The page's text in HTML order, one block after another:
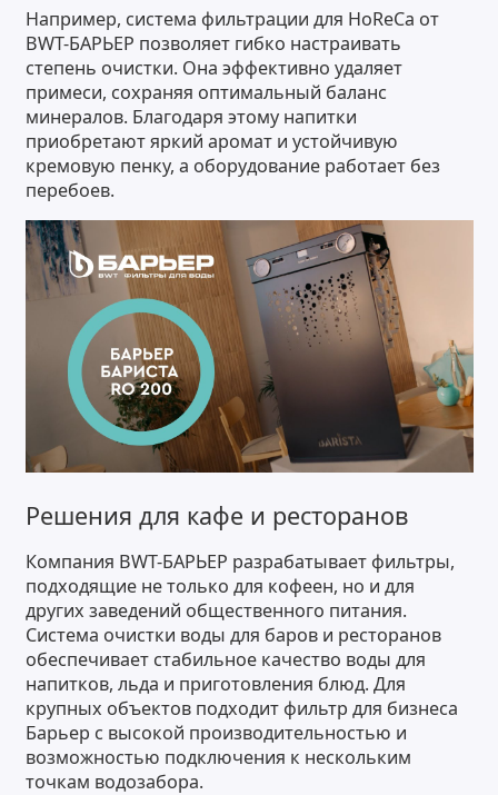
Например, система фильтрации для HoReCa от
BWT-БАРЬЕР позволяет гибко настраивать
степень очистки. Она эффективно удаляет
примеси, сохраняя оптимальный баланс
минералов. Благодаря этому напитки
приобретают яркий аромат и устойчивую
кремовую пенку, а оборудование работает без
перебоев.
Решения для кафе и ресторанов
Компания BWT-БАРЬЕР разрабатывает фильтры,
подходящие не только для кофеен, но и для
других заведений общественного питания.
Система очистки воды для баров и ресторанов
обеспечивает стабильное качество воды для
напитков, льда и приготовления блюд. Для
крупных объектов подходит фильтр для бизнеса
Барьер с высокой производительностью и
возможностью подключения к нескольким
точкам водозабора.